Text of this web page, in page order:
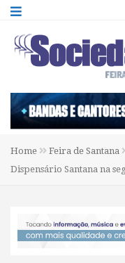
Home Feira de Santana
Dispensário Santana na